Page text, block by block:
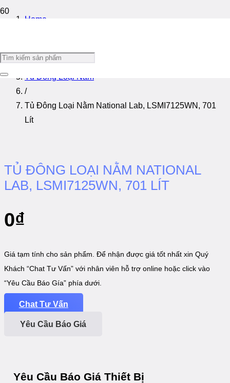
Home
/
Tủ Đông Loại Nằm
/
Tủ Đông Loại Nằm National Lab, LSMI7125WN, 701
Lít
TỦ ĐÔNG LOẠI NẰM NATIONAL
LAB, LSMI7125WN, 701 LÍT
0₫
Giá tạm tính cho sản phẩm. Để nhận được giá tốt nhất xin Quý
Khách “Chat Tư Vấn” với nhân viên hỗ trợ online hoặc click vào
“Yêu Cầu Báo Gía” phía dưới.
Chat Tư Vấn
Yêu Cầu Báo Giá
Yêu Cầu Báo Giá Thiết Bị